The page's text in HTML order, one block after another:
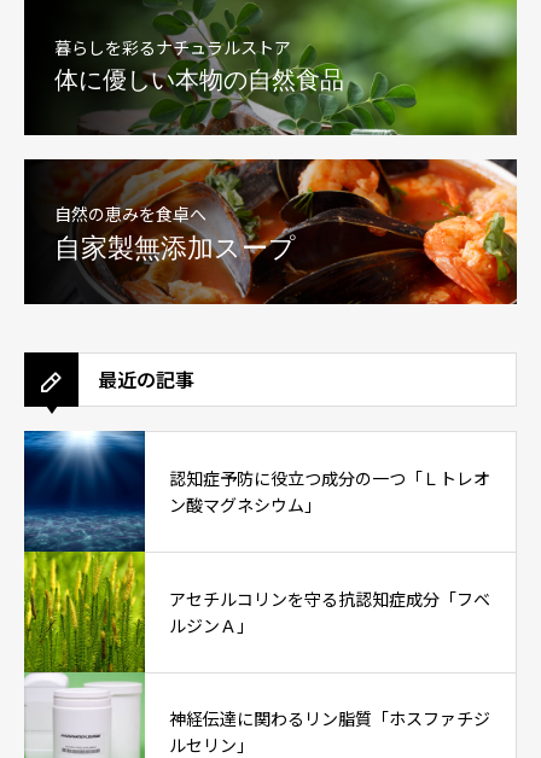
暮らしを彩るナチュラルストア
体に優しい本物の自然食品
自然の恵みを食卓へ
自家製無添加スープ
最近の記事
認知症予防に役立つ成分の一つ「Ｌトレオ
ン酸マグネシウム」
アセチルコリンを守る抗認知症成分「フベ
ルジンＡ」
神経伝達に関わるリン脂質「ホスファチジ
ルセリン」